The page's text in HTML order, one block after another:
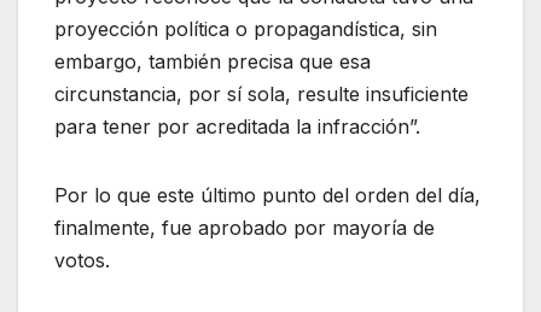
proyección política o propagandística, sin
embargo, también precisa que esa
circunstancia, por sí sola, resulte insuficiente
para tener por acreditada la infracción”.
Por lo que este último punto del orden del día,
finalmente, fue aprobado por mayoría de
votos.